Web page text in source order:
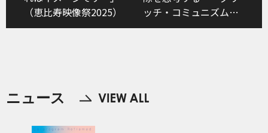
（恵比寿映像祭2025）
ッチ・コミュニズムの
方へ』
ニュース